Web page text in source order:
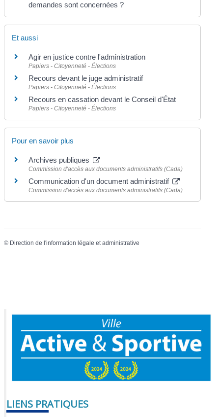
demandes sont concernées ?
Et aussi
Agir en justice contre l'administration
Papiers - Citoyenneté - Élections
Recours devant le juge administratif
Papiers - Citoyenneté - Élections
Recours en cassation devant le Conseil d'État
Papiers - Citoyenneté - Élections
Pour en savoir plus
Archives publiques
Commission d'accès aux documents administratifs (Cada)
Communication d'un document administratif
Commission d'accès aux documents administratifs (Cada)
© Direction de l'information légale et administrative
LIENS PRATIQUES